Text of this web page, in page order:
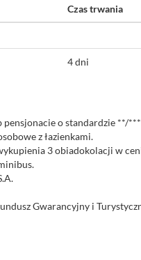
Czas trwania
4 dni
pensjonacie o standardzie **/
z łazienkami.
3 obiadokolacji w
Gwarancyjny i